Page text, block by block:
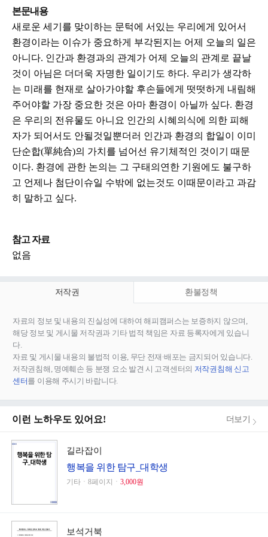
본문내용
새로운 세기를 맞이하는 문턱에 서있는 우리에게 있어서
환경이라는 이슈가 중요하게 부각된지는 어제 오늘의 일은
아니다. 인간과 환경과의 관계가 어제 오늘의 관계로 끝날
것이 아님은 더더욱 자명한 일이기도 하다. 우리가 생각하
는 미래를 현재로 살아가야할 후손들에게 떳떳하게 내림해
주어야할 가장 중요한 것은 아마 환경이 아닐까 싶다. 환경
은 우리의 전유물도 아니요 인간의 시혜의식에 의한 피해
자가 되어서도 안될것일뿐더러 인간과 환경의 합일이 이미
단순합(單純合)의 가치를 넘어선 유기체적인 것이기 때문
이다. 환경에 관한 논의는 그 구태의연한 기원에도 불구하
고 언제나 첨단이슈일 수밖에 없는것도 이때문이라고 과감
히 말하고 싶다.
참고 자료
없음
저작권 환불정책
자료의 정보 및 내용의 진실성에 대하여 해피캠퍼스는 보증하지 않으며,
해당 정보 및 게시물 저작권과 기타 법적 책임은 자료 등록자에게 있습니
다.
자료 및 게시물 내용의 불법적 이용, 무단 전재∙배포는 금지되어 있습니다.
저작권침해, 명예훼손 등 분쟁 요소 발견 시 고객센터의 저작권침해 신고
센터를 이용해 주시기 바랍니다.
이런 노하우도 있어요! 더보기
길라잡이
행복을 위한 탐구_대학생
기타ㆍ8페이지ㆍ 3,000원
보석거북